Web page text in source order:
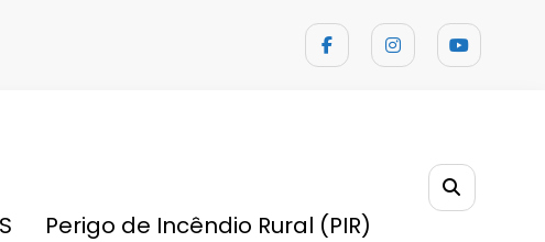
Perigo de Incêndio Rural (PIR)